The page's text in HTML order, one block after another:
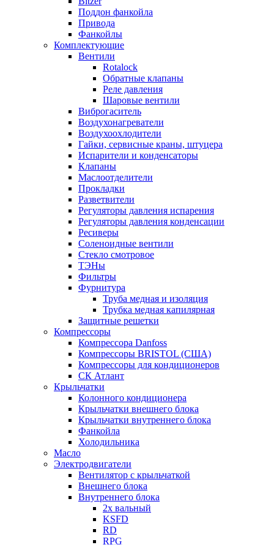
Поддон фанкойла
Привода
Фанкойлы
Комплектующие
Вентили
Rotalock
Обратные клапаны
Реле давления
Шаровые вентили
Виброгаситель
Воздухонагреватели
Воздухоохлодители
Гайки, сервисные краны, штуцера
Испарители и конденсаторы
Клапаны
Маслоотделители
Прокладки
Разветвители
Регуляторы давления испарения
Регуляторы давления конденсации
Ресиверы
Соленоидные вентили
Стекло смотровое
ТЭНы
Фильтры
Фурнитура
Труба медная и изоляция
Трубка медная капилярная
Защитные решетки
Компрессоры
Компрессора Danfoss
Компрессоры BRISTOL (США)
Компрессоры для кондиционеров
СК Атлант
Крыльчатки
Колонного кондиционера
Крыльчатки внешнего блока
Крыльчатки внутреннего блока
Фанкойла
Холодильника
Масло
Электродвигатели
Вентилятор с крыльчаткой
Внешнего блока
Внутреннего блока
2х вальный
KSFD
RD
RPG